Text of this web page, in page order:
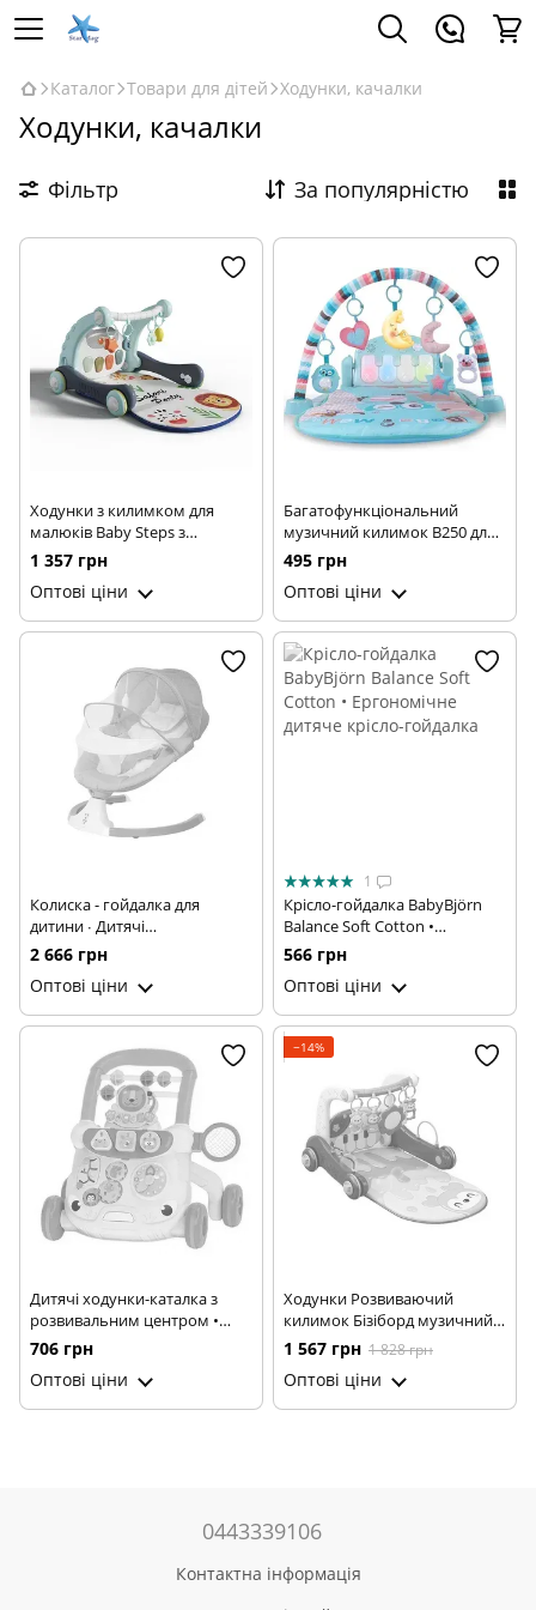
Каталог Товари для дітей Ходунки, качалки
Ходунки, качалки
Фільтр За популярністю
Ходунки з килимком для
малюків Baby Steps з
музичним центром,
бізабордом, піаніно та
Bluetooth підключенням +
пульт ДК
1 357 грн
Оптові ціни
Багатофункціональний
музичний килимок B250 для
малюків ∙ Дитячий
розвивальний ігровий
килимок B250
495 грн
Оптові ціни
Колиска - гойдалка для
дитини ∙ Дитячі
електрокачелі-шезлонг ∙
Рожева/сіра
2 666 грн
Оптові ціни
1
Крісло-гойдалка BabyBjörn
Balance Soft Cotton •
Ергономічне дитяче крісло-
гойдалка
566 грн
Оптові ціни
Дитячі ходунки-каталка з
розвивальним центром •
Каталка-ходунки 4в1 із
сортером, шестернями та
баскетбольним кільцем
706 грн
Оптові ціни
−14%
Ходунки Розвиваючий
килимок Бізіборд музичний з
підсвічуванням ∙
Багатофункціональні ходулі
YG Toys в коробці
1 567 грн 1 828 грн
Оптові ціни
0443339106
Контактна інформація